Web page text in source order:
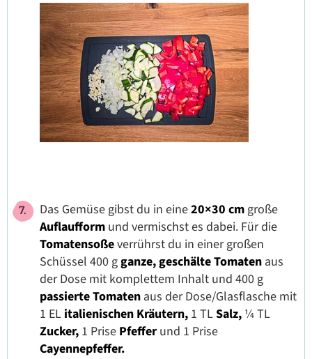
Das Gemüse gibst du in eine20×30 cmgroße
Auflaufform und vermischst es dabei. Für die
Tomatensoßeverrührst du in einer großen
Schüssel 400 gganze, geschälte Tomaten aus
der Dose mit komplettem Inhalt und 400 g
passierte Tomaten aus der Dose/Glasflasche mit
1 EL italienischen Kräutern, 1 TLSalz, ¼ TL
Zucker, 1 Prise Pfeffer und 1 Prise
Cayennepfeffer.